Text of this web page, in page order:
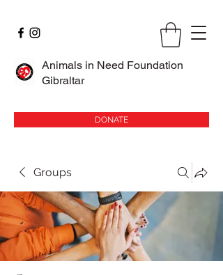
Animals in Need Foundation
Gibraltar
DONATE
Groups